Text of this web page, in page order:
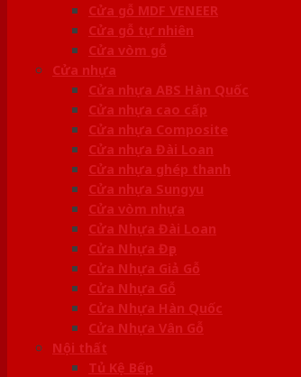
Cửa gỗ MDF VENEER
Cửa gỗ tự nhiên
Cửa vòm gỗ
Cửa nhựa
Cửa nhựa ABS Hàn Quốc
Cửa nhựa cao cấp
Cửa nhựa Composite
Cửa nhựa Đài Loan
Cửa nhựa ghép thanh
Cửa nhựa Sungyu
Cửa vòm nhựa
Cửa Nhựa Đài Loan
Cửa Nhựa Đẹp
Cửa Nhựa Giả Gỗ
Cửa Nhựa Gỗ
Cửa Nhựa Hàn Quốc
Cửa Nhựa Vân Gỗ
Nội thất
Tủ Kệ Bếp